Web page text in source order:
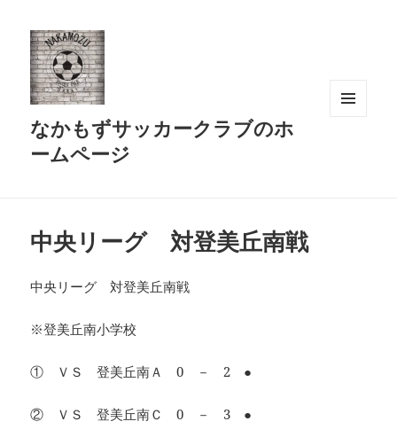
なかもずサッカークラブのホ
ームページ
中央リーグ 対登美丘南戦
中央リーグ 対登美丘南戦
※登美丘南小学校
① ＶＳ 登美丘南Ａ 0 － 2 ●
② ＶＳ 登美丘南Ｃ 0 － 3 ●